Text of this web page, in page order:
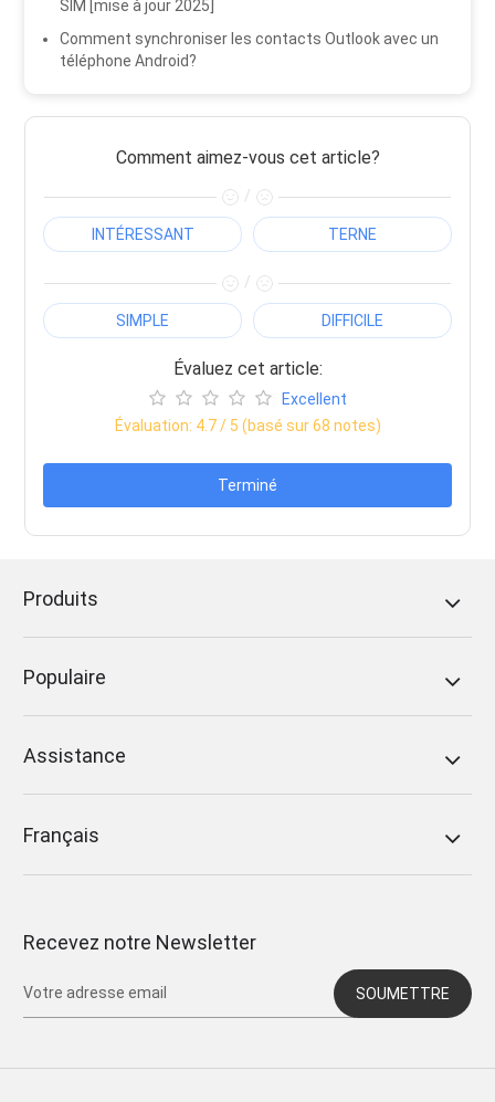
SIM [mise à jour 2025]
Comment synchroniser les contacts Outlook avec un
téléphone Android?
Comment aimez-vous cet article?
/
INTÉRESSANT TERNE
/
SIMPLE DIFFICILE
Évaluez cet article:
Excellent
Évaluation: 4.7/ 5 (basé sur68 notes)
Terminé
Produits
Populaire
Assistance
Français
Recevez notre Newsletter
SOUMETTRE